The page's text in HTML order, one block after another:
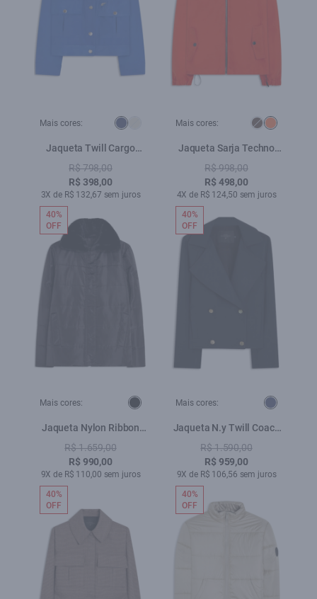
Mais cores:
Jaqueta Twill Cargo
Royal
R$ 798,00
R$ 398,00
3X de R$ 132,67 sem juros
Mais cores:
Jaqueta Sarja Techno
Boxe Laranja
R$ 998,00
R$ 498,00
4X de R$ 124,50 sem juros
Mais cores:
Jaqueta Nylon Ribbon
Fur Collar Preto
R$ 1.659,00
R$ 990,00
9X de R$ 110,00 sem juros
40%
OFF
Mais cores:
Jaqueta N.y Twill Coach
Marinho
R$ 1.590,00
R$ 959,00
9X de R$ 106,56 sem juros
40%
OFF
40%
OFF
40%
OFF